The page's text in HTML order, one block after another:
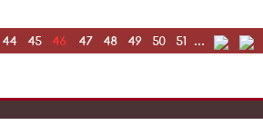
44 45 46 47 48 49 50 51 ...